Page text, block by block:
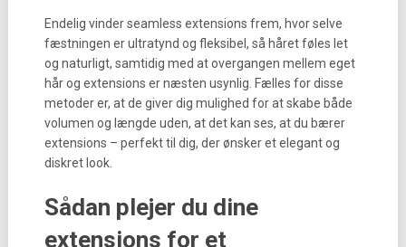
Endelig vinder seamless extensions frem, hvor selve
fæstningen er ultratynd og fleksibel, så håret føles let
og naturligt, samtidig med at overgangen mellem eget
hår og extensions er næsten usynlig. Fælles for disse
metoder er, at de giver dig mulighed for at skabe både
volumen og længde uden, at det kan ses, at du bærer
extensions – perfekt til dig, der ønsker et elegant og
diskret look.
Sådan plejer du dine
extensions for et